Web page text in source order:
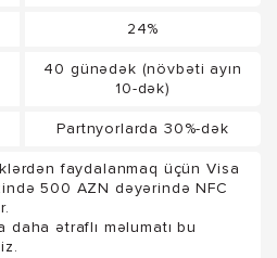
24%
40 günədək (növbəti ayın
10-dək)
Partnyorlarda 30%-dək
faydalanmaq üçün Visa
500 AZN dəyərində NFC
daha ətraflı məlumatı bu